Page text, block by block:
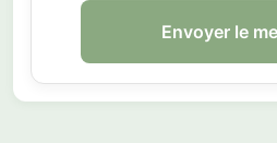
Envoyer le